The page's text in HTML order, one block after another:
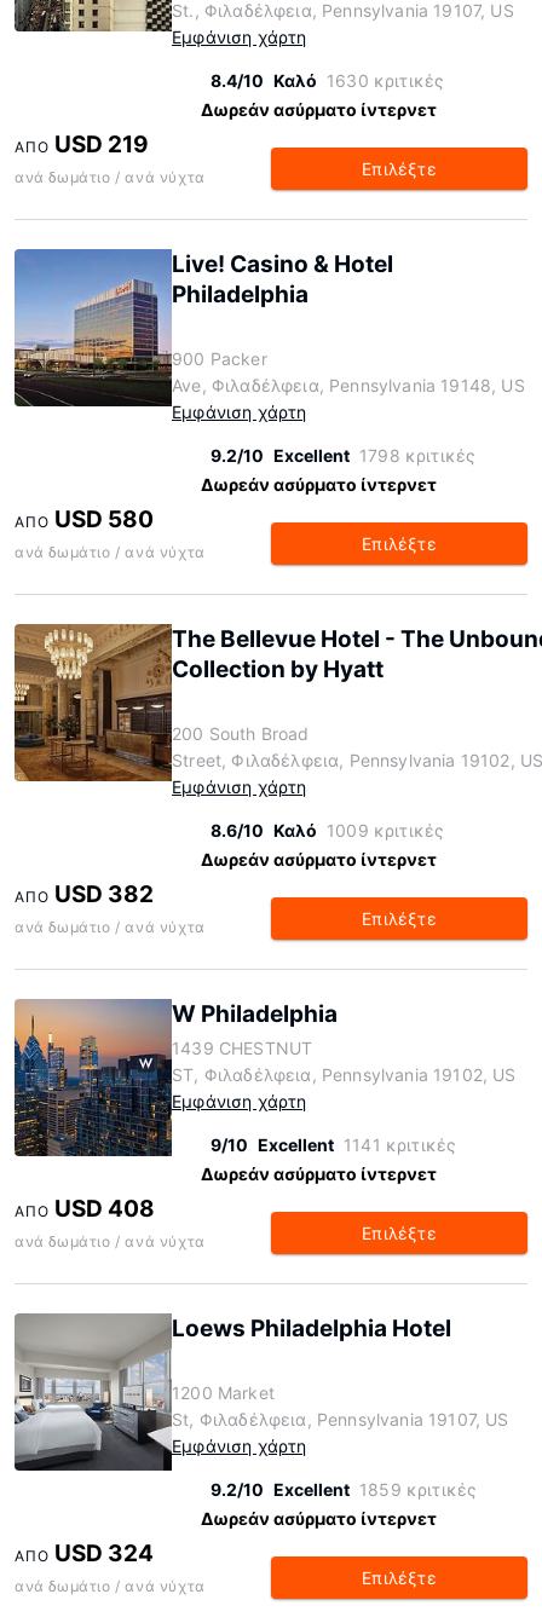
St., Φιλαδέλφεια, Pennsylvania 19107, US
Εμφάνιση χάρτη
8.4/10 Καλό 1630 κριτικές
Δωρεάν ασύρματο ίντερνετ
ΑΠΌ USD 219
ανά δωμάτιο / ανά νύχτα Επιλέξτε
Live! Casino & Hotel
Philadelphia
900 Packer
Ave, Φιλαδέλφεια, Pennsylvania 19148, US
Εμφάνιση χάρτη
9.2/10 Excellent 1798 κριτικές
Δωρεάν ασύρματο ίντερνετ
ΑΠΌ USD 580
ανά δωμάτιο / ανά νύχτα Επιλέξτε
The Bellevue Hotel - The
Collection by Hyatt
200 South Broad
Street, Φιλαδέλφεια, Pennsylvania 19102,
Εμφάνιση χάρτη
8.6/10 Καλό 1009 κριτικές
Δωρεάν ασύρματο ίντερνετ
ΑΠΌ USD 382
ανά δωμάτιο / ανά νύχτα Επιλέξτε
W Philadelphia
1439 CHESTNUT
ST, Φιλαδέλφεια, Pennsylvania 19102, US
Εμφάνιση χάρτη
9/10 Excellent 1141 κριτικές
Δωρεάν ασύρματο ίντερνετ
ΑΠΌ USD 408
ανά δωμάτιο / ανά νύχτα Επιλέξτε
Loews Philadelphia Hotel
1200 Market
St, Φιλαδέλφεια, Pennsylvania 19107, US
Εμφάνιση χάρτη
9.2/10 Excellent 1859 κριτικές
Δωρεάν ασύρματο ίντερνετ
ΑΠΌ USD 324
ανά δωμάτιο / ανά νύχτα Επιλέξτε